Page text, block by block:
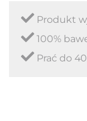
Produkt
100%
Prać do